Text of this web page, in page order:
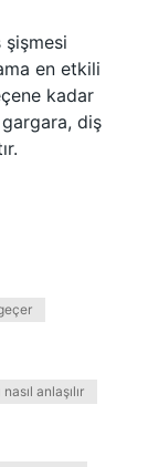
en etkili
kadar
diş
anlaşılır